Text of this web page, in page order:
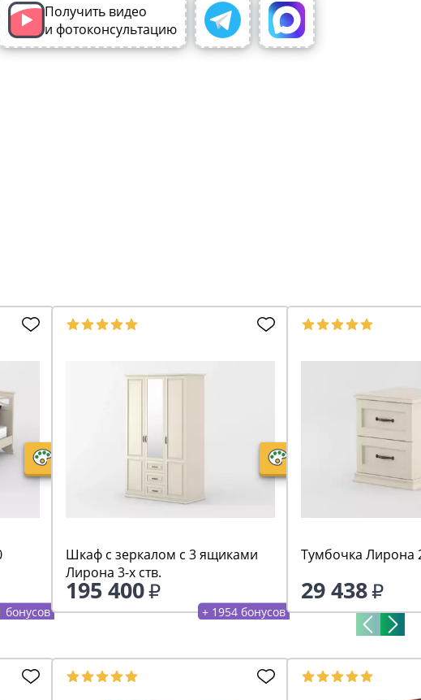
Получить видео
и фотоконсультацию
бонусов
Шкаф с зеркалом с 3 ящиками
Лирона 3-х ств.
195 400
+ 1954 бонусов
Тумбочка Лирона
29 438